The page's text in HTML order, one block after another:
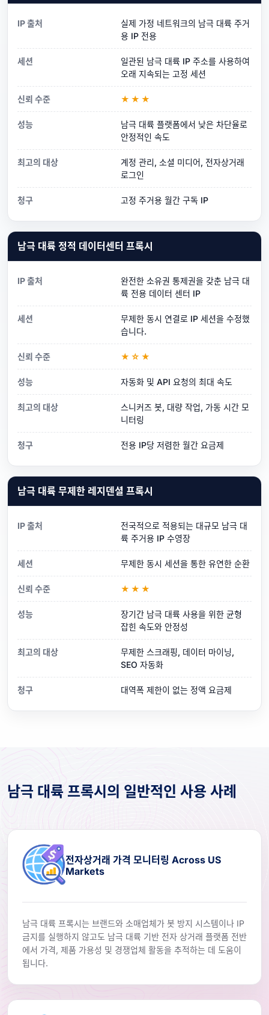
IP 출처
실제 가정 네트워크의 남극 대륙 주거
용 IP 전용
세션
일관된 남극 대륙 IP 주소를 사용하여
오래 지속되는 고정 세션
신뢰 수준 ★★★
성능
남극 대륙 플랫폼에서 낮은 차단율로
안정적인 속도
최고의 대상
계정 관리, 소셜 미디어, 전자상거래
로그인
청구 고정 주거용 월간 구독 IP
남극 대륙 정적 데이터센터 프록시
IP 출처
완전한 소유권 통제권을 갖춘 남극 대
륙 전용 데이터 센터 IP
세션
무제한 동시 연결로 IP 세션을 수정했
습니다.
신뢰 수준 ★☆★
성능 자동화 및 API 요청의 최대 속도
최고의 대상
스니커즈 봇, 대량 작업, 가동 시간 모
니터링
청구 전용 IP당 저렴한 월간 요금제
남극 대륙 무제한 레지덴셜 프록시
IP 출처
전국적으로 적용되는 대규모 남극 대
륙 주거용 IP 수영장
세션 무제한 동시 세션을 통한 유연한 순환
신뢰 수준 ★★★
성능
장기간 남극 대륙 사용을 위한 균형
잡힌 속도와 안정성
최고의 대상
무제한 스크래핑, 데이터 마이닝,
SEO 자동화
청구 대역폭 제한이 없는 정액 요금제
남극 대륙 프록시의 일반적인 사용 사례
전자상거래 가격 모니터링 Across US
Markets
남극 대륙 프록시는 브랜드와 소매업체가 봇 방지 시스템이나 IP
금지를 실행하지 않고도 남극 대륙 기반 전자 상거래 플랫폼 전반
에서 가격, 제품 가용성 및 경쟁업체 활동을 추적하는 데 도움이
됩니다.